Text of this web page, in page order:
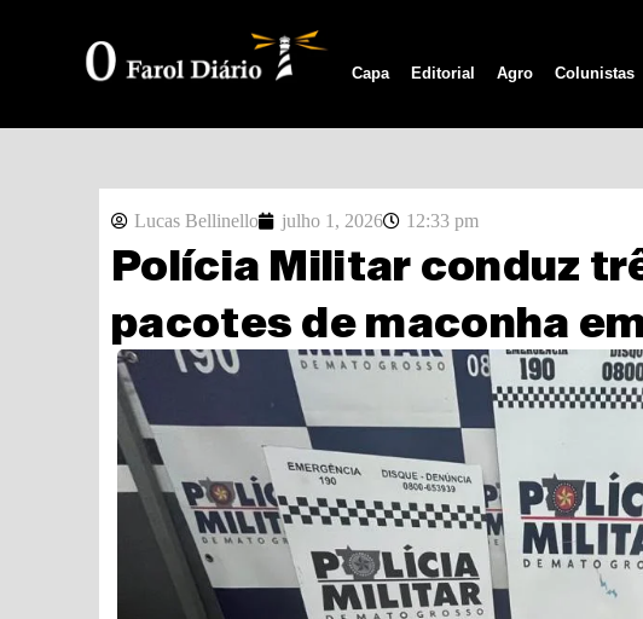
Capa Editorial Agro Colunistas
Lucas Bellinello julho 1, 2026 12:33 pm
Polícia Militar conduz
pacotes de maconha